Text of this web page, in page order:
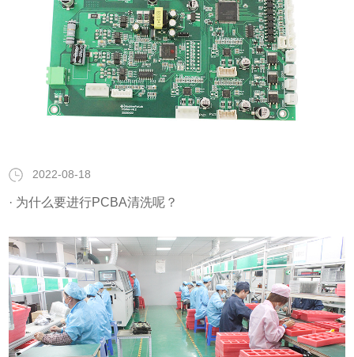
2022-08-18
· 为什么要进行PCBA清洗呢？